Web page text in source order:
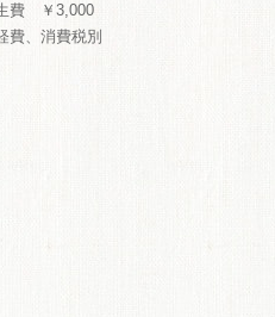
費 ￥3,000
費、消費税別